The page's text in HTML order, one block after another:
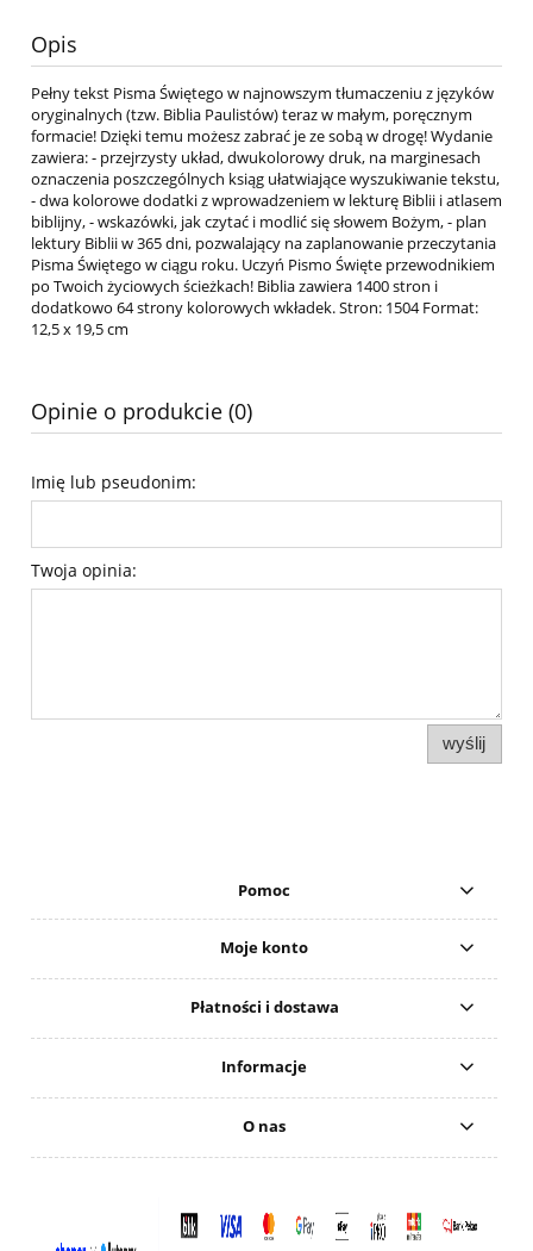
Opis
Pełny tekst Pisma Świętego w najnowszym tłumaczeniu z języków
oryginalnych (tzw. Biblia Paulistów) teraz w małym, poręcznym
formacie! Dzięki temu możesz zabrać je ze sobą w drogę! Wydanie
zawiera: - przejrzysty układ, dwukolorowy druk, na marginesach
oznaczenia poszczególnych ksiąg ułatwiające wyszukiwanie tekstu,
- dwa kolorowe dodatki z wprowadzeniem w lekturę Biblii i atlasem
biblijny, - wskazówki, jak czytać i modlić się słowem Bożym, - plan
lektury Biblii w 365 dni, pozwalający na zaplanowanie przeczytania
Pisma Świętego w ciągu roku. Uczyń Pismo Święte przewodnikiem
po Twoich życiowych ścieżkach! Biblia zawiera 1400 stron i
dodatkowo 64 strony kolorowych wkładek. Stron: 1504 Format:
12,5 x 19,5 cm
Opinie o produkcie (0)
Imię lub pseudonim:
Twoja opinia:
wyślij
Pomoc
Moje konto
Płatności i dostawa
Informacje
O nas